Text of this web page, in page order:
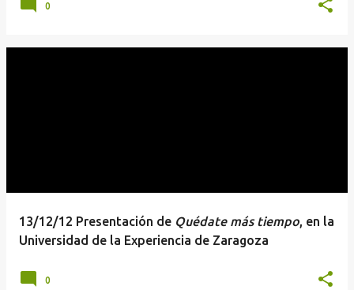
0
13/12/12 Presentación de Quédate más tiempo, en la
Universidad de la Experiencia de Zaragoza
0